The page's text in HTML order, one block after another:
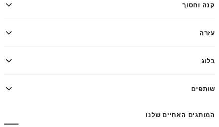
קנה וחסוך
עזרה
בלוג
שותפים
המותגים האחיים שלנו